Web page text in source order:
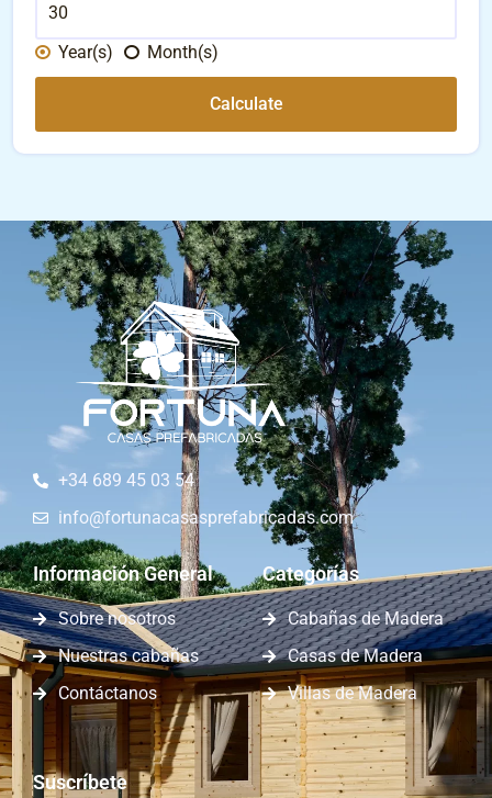
Year(s) Month(s)
Calculate
+34 689 45 03 54
info@fortunacasasprefabricadas.com
Información General
Sobre nosotros
Nuestras cabañas
Contáctanos
Categorías
Cabañas de Madera
Casas de Madera
Villas de Madera
Suscríbete